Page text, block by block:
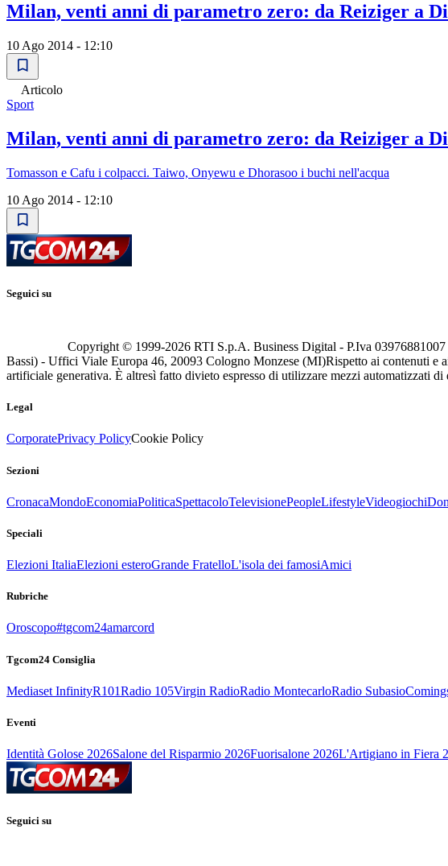
Milan, venti anni di parametro zero: da Reiziger a
10 Ago 2014 - 12:10
Articolo
Sport
Milan, venti anni di parametro zero: da Reiziger a
Tomasson e Cafu i colpacci. Taiwo, Onyewu e Dhorasoo i buchi nell'acqua
10 Ago 2014 - 12:10
Seguici su
Copyright © 1999-2026 RTI S.p.A. Business Digital - P.Iva
Bassi) - Uffici Viale Europa 46, 20093 Cologno Monzese (MI)Rispetto ai contenuti e
artificiale generativa. È altresì fatto divieto espresso di utilizzare mezzi automatizzati di
Legal
CorporatePrivacy PolicyCookie Policy
Sezioni
CronacaMondoEconomiaPoliticaSpettacoloTelevisionePeopleLifestyleVideogiochi
Speciali
Elezioni ItaliaElezioni esteroGrande FratelloL'isola dei famosiAmici
Rubriche
Oroscopo#tgcom24amarcord
Tgcom24 Consiglia
Mediaset InfinityR101Radio 105Virgin RadioRadio MontecarloRadio Subasio
Eventi
Identità Golose 2026Salone del Risparmio 2026Fuorisalone 2026L'Artigiano in Fiera
Seguici su